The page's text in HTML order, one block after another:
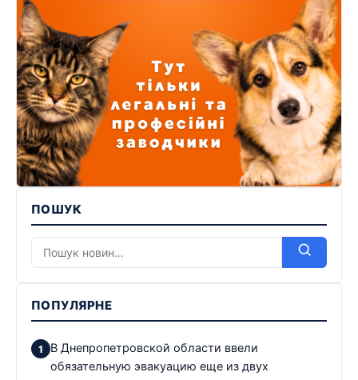
ПОШУК
ПОПУЛЯРНЕ
В Днепропетровской области ввели
обязательную эвакуацию еще из двух